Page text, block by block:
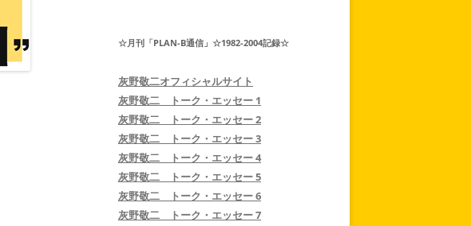
☆月刊「PLAN-B通信」☆1982-2004記録☆
灰野敬二オフィシャルサイト
灰野敬二 トーク・エッセー 1
灰野敬二 トーク・エッセー 2
灰野敬二 トーク・エッセー 3
灰野敬二 トーク・エッセー 4
灰野敬二 トーク・エッセー 5
灰野敬二 トーク・エッセー 6
灰野敬二 トーク・エッセー 7